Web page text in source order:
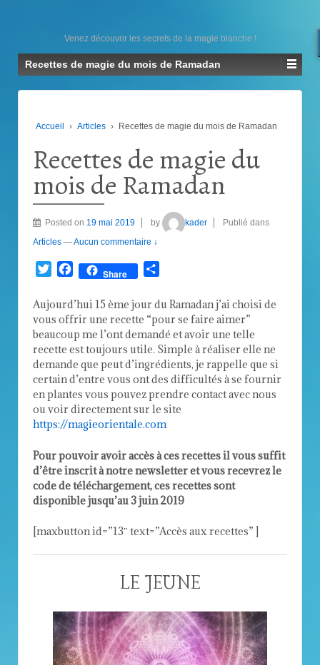
Venez découvrir les secrets de la magie blanche !
Recettes de magie du mois de Ramadan
Accueil › Articles › Recettes de magie du mois de Ramadan
Recettes de magie du
mois de Ramadan
Posted on 19 mai 2019 by kader
Publié dans
Articles —Aucun commentaire ↓
TwitterFacebook
Share
Aujourd’hui 15 ème jour du Ramadan j’ai choisi de
vous offrir une recette “pour se faire aimer”
beaucoup me l’ont demandé et avoir une telle
recette est toujours utile. Simple à réaliser elle ne
demande que peut d’ingrédients, je rappelle que si
certain d’entre vous ont des difficultés à se fournir
en plantes vous pouvez prendre contact avec nous
ou voir directement sur le site
https://magieorientale.com
Pour pouvoir avoir accès à ces recettes il vous suffit
d’être inscrit à notre newsletter et vous recevrez le
code de téléchargement, ces recettes sont
disponible jusqu’au 3 juin 2019
[maxbutton id=”13″ text=”Accès aux recettes” ]
LE JEUNE